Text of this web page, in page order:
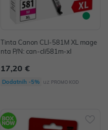
Tinta Canon CLI-581M XL mage
nta P/N: can-cli581m-xl
17,20 €
Dodatnih -5% uz PROMO KOD